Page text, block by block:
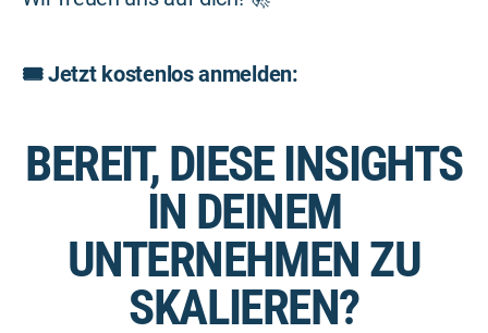
🎟 Jetzt kostenlos anmelden:
BEREIT, DIESE INSIGHTS
IN DEINEM
UNTERNEHMEN ZU
SKALIEREN?